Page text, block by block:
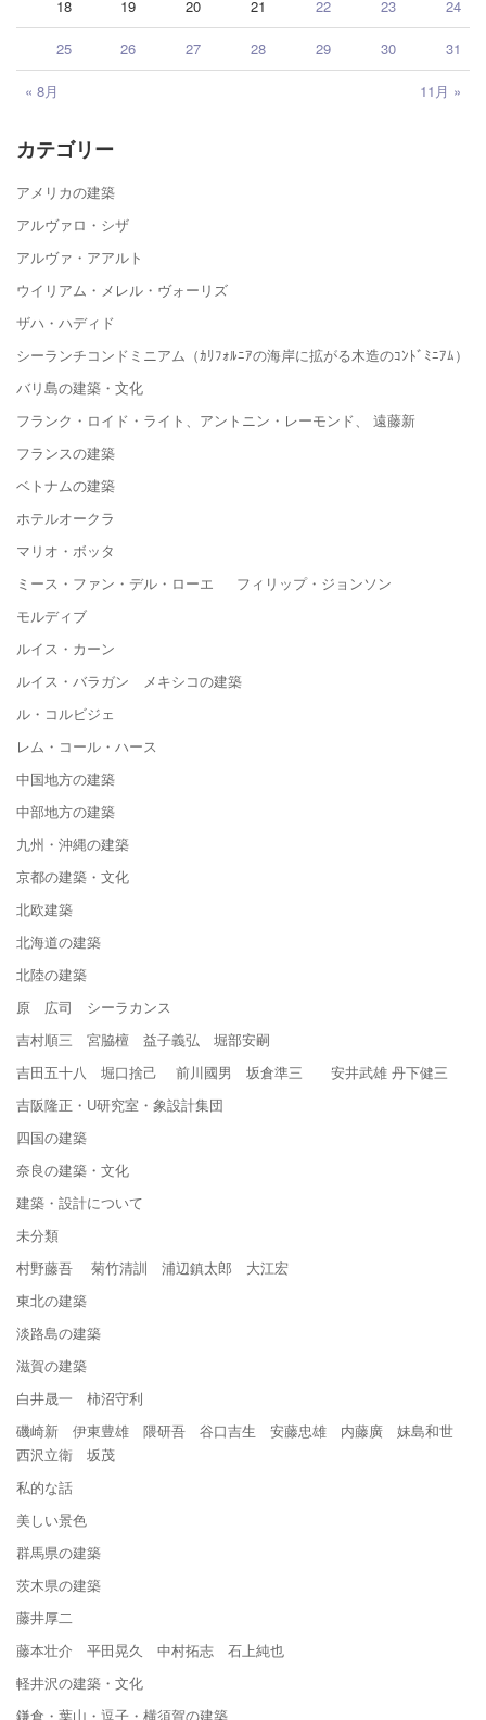
« 8月 11月 »
18 19 20 21 22 23 24
25 26 27 28 29 30 31
カテゴリー
アメリカの建築
アルヴァロ・シザ
アルヴァ・アアルト
ウイリアム・メレル・ヴォーリズ
ザハ・ハディド
シーランチコンドミニアム（ｶﾘﾌｫﾙﾆｱの海岸に拡がる木造のｺﾝﾄﾞﾐﾆｱﾑ）
バリ島の建築・文化
フランク・ロイド・ライト、アントニン・レーモンド、 遠藤新
フランスの建築
ベトナムの建築
ホテルオークラ
マリオ・ボッタ
ミース・ファン・デル・ローエ フィリップ・ジョンソン
モルディブ
ルイス・カーン
ルイス・バラガン メキシコの建築
ル・コルビジェ
レム・コール・ハース
中国地方の建築
中部地方の建築
九州・沖縄の建築
京都の建築・文化
北欧建築
北海道の建築
北陸の建築
原 広司 シーラカンス
吉村順三 宮脇檀 益子義弘 堀部安嗣
吉田五十八 堀口捨己 前川國男 坂倉準三 安井武雄 丹下健三
吉阪隆正・U研究室・象設計集団
四国の建築
奈良の建築・文化
建築・設計について
未分類
村野藤吾 菊竹清訓 浦辺鎮太郎 大江宏
東北の建築
淡路島の建築
滋賀の建築
白井晟一 柿沼守利
磯崎新 伊東豊雄 隈研吾 谷口吉生 安藤忠雄 内藤廣 妹島和世
西沢立衛 坂茂
私的な話
美しい景色
群馬県の建築
茨木県の建築
藤井厚二
藤本壮介 平田晃久 中村拓志 石上純也
軽井沢の建築・文化
鎌倉・葉山・逗子・横須賀の建築